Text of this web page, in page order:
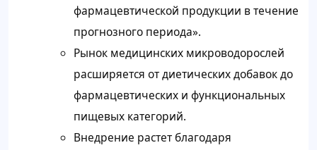
фармацевтической продукции в течение
прогнозного периода».
Рынок медицинских микроводорослей
расширяется от диетических добавок до
фармацевтических и функциональных
пищевых категорий.
Внедрение растет благодаря